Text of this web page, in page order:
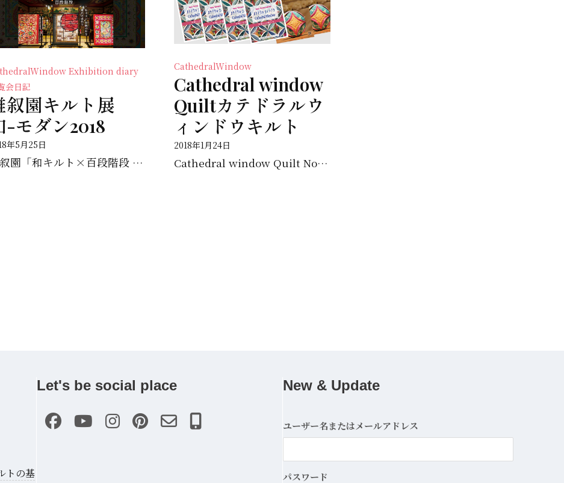
Exhibition diary
会日記
叙園キルト展
-モダン2018
年5月25日
雅叙園「和キルト×百段階段 和－モダン」 今日からスタートです。 夢のような世界観が楽しみです。 &...
CathedralWindow
Cathedral window
Quiltカテドラルウ
ィンドウキルト
2018年1月24日
Cathedral window Quilt Notre Dame Our lady Madonna...
トの基
Let's be social place New & Update
ユーザー名またはメールアドレス
パスワード